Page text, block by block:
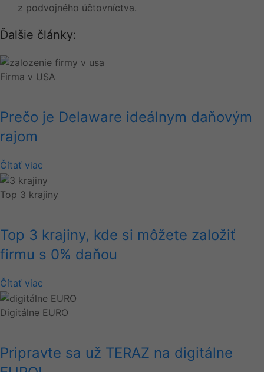
z podvojného účtovníctva.
Ďalšie články:
Firma v USA
Prečo je Delaware ideálnym daňovým
rajom
Čítať viac
Top 3 krajiny
Top 3 krajiny, kde si môžete založiť
firmu s 0% daňou
Čítať viac
Digitálne EURO
Pripravte sa už TERAZ na digitálne